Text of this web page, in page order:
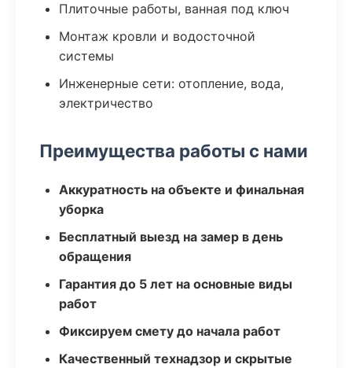
Плиточные работы, ванная под ключ
Монтаж кровли и водосточной
системы
Инженерные сети: отопление, вода,
электричество
Преимущества работы с нами
Аккуратность на объекте и финальная
уборка
Бесплатный выезд на замер в день
обращения
Гарантия до 5 лет на основные виды
работ
Фиксируем смету до начала работ
Качественный технадзор и скрытые